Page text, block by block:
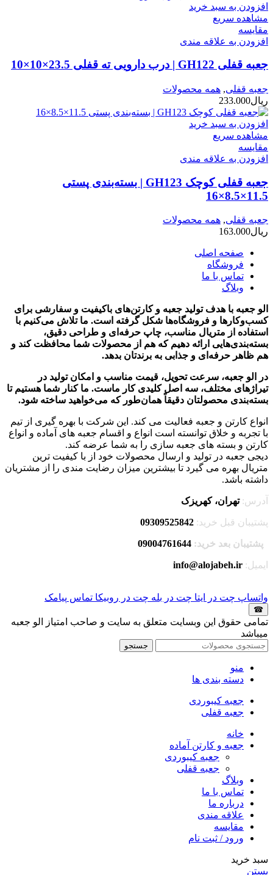
افزودن به سبد خرید
مشاهده سریع
مقایسه
افزودن به علاقه مندی
جعبه قفلی GH122 | درب دارویی ته قفلی 23.5×10×10
جعبه قفلی, همه محصولات
ریال233.000
افزودن به سبد خرید
مشاهده سریع
مقایسه
افزودن به علاقه مندی
جعبه قفلی کوچک GH123 | بسته‌بندی پستی
11.5×8.5×16
جعبه قفلی, همه محصولات
ریال163.000
صفحه اصلی
فروشگاه
تماس با ما
وبلاگ
الو جعبه با هدف تولید جعبه و کارتن‌های باکیفیت و سفارشی برای
کسب‌وکارها و فروشگاه‌ها شکل گرفته است. ما تلاش می‌کنیم با
استفاده از متریال مناسب، چاپ حرفه‌ای و طراحی دقیق،
بسته‌بندی‌هایی ارائه دهیم که هم از محصولات شما محافظت کند و
هم ظاهر حرفه‌ای و جذابی به برندتان بدهد.
در الو جعبه، سرعت تحویل، قیمت مناسب و امکان تولید در
تیراژهای مختلف، سه اصل کلیدی کار ماست. ما کنار شما هستیم تا
بسته‌بندی محصولتان دقیقاً همان‌طور که می‌خواهید ساخته شود.
انواع کارتن و جعبه فعالیت می کند. این شرکت با بهره گیری از تیم
با تجربه و خلاق توانسته است انواع و اقسام جعبه های آماده و انواع
کارتن و بسته های جعبه سازی را به شما عرضه کند.
دیجی جعبه در تولید و ارسال محصولات خود از با کیفیت ترین
متریال بهره می گیرد تا بیشترین میزان رضایت مندی را از مشتریان
داشته باشد.
آدرس:تهران، کهریزک
پشتیبان قبل خرید: 09309525842
پشتیبان بعد خرید:
ایمیل: info@alojabeh.ir
واتساپ چت در ایتا چت در بله چت در روبیکا تماس پیامک
☎
تمامی حقوق این وبسایت متعلق به سایت و صاحب امتیاز الو جعبه
میباشد
جستجو
منو
دسته بندی ها
جعبه کیبوردی
جعبه قفلی
خانه
جعبه و کارتن آماده
جعبه کیبوردی
جعبه قفلی
وبلاگ
تماس با ما
درباره ما
علاقه مندی
مقایسه
ورود / ثبت نام
سبد خرید
بستن